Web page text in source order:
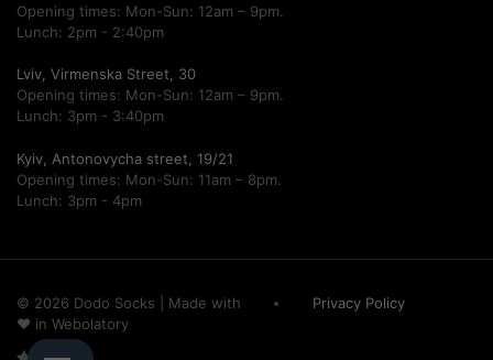
Opening times: Mon-Sun: 12am – 9pm.
Lunch: 2pm - 2:40pm
Lviv, Virmenska Street, 30
Opening times: Mon-Sun: 12am – 9pm.
Lunch: 3pm - 3:40pm
Kyiv, Antonovycha street, 19/21
Opening times: Mon-Sun: 11am – 8pm.
Lunch: 3pm - 4pm
© 2026 Dodo Socks
Made with
♥ in Webolatory
Privacy Policy